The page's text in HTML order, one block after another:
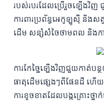
របស់របរដែលប្រើរួចឡើងវិញ
ការពារប្រព័ន្ធអេកូឡូស៊ី និងសត្
ដើម សន្សំសំចៃថាមពល និងក
ការកែច្នៃឡើងវិញជួយកាត់បន្
ធាតុដើមផ្សេងៗពីផែនដី ហើ
ការខូចខាតដែលបង្កគ្រោះថ្ន